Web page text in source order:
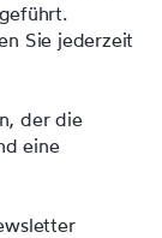
Sie jederzeit
der die
eine